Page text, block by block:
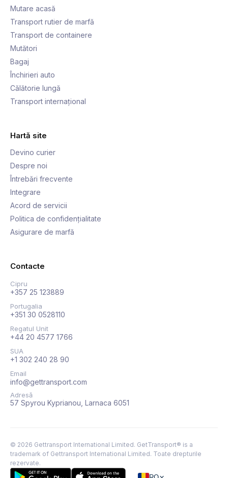
Mutare acasă
Transport rutier de marfă
Transport de containere
Mutători
Bagaj
Închirieri auto
Călătorie lungă
Transport internațional
Hartă site
Devino curier
Despre noi
Întrebări frecvente
Integrare
Acord de servicii
Politica de confidențialitate
Asigurare de marfă
Contacte
Cipru
+357 25 123889
Portugalia
+351 30 0528110
Regatul Unit
+44 20 4577 1766
SUA
+1 302 240 28 90
Email
info@gettransport.com
Adresă
57 Spyrou Kyprianou, Larnaca 6051
© 2026 Gettransport International Limited. GetTransport® is a
trademark of Gettransport International Limited. Toate drepturile
rezervate.